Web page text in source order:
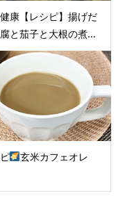
康【レシピ】揚げだ
と茄子と大根の煮...
玄米カフェオレ